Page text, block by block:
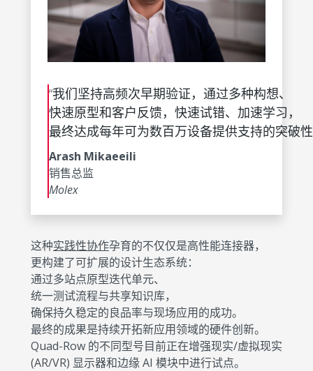
“我们坚持高频次早期验证，通过多种构想、
快速原型和客户反馈，快速试错、加速学习，
最终达成每年可为数百万设备提供支持的突破
Arash Mikaeeili
销售总监
Molex
这种实践性协作孕育的不仅仅是高性能连接器，
更构建了可扩展的设计生态系统：
通过多站点原型迭代单元、
统一测试流程与共享知识库，
确保持久稳定的良品率与现场应用的成功。
最终的成果是持续开拓新应用领域的硬件创新。
Quad-Row 的不同型号目前正在增强现实/虚拟现实
(AR/VR) 显示器和边缘 AI 模块中进行试点。